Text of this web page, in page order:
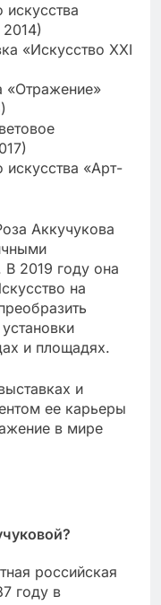
«Искусство XXI
«Отражение»
искусства «Арт-
Аккучукова
2019 году она
на
и площадях.
и
ее карьеры
в мире
российская
году в